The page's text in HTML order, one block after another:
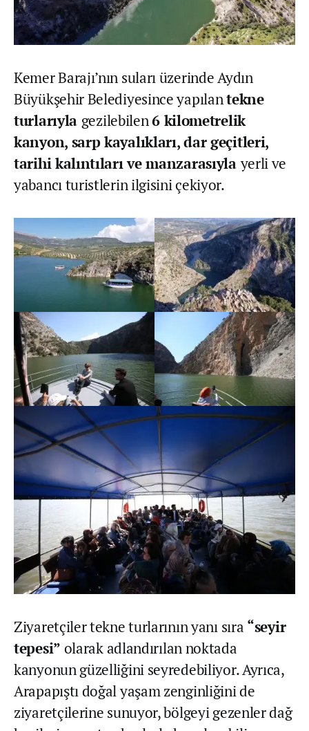
Kemer Barajı’nın suları üzerinde Aydın
Büyükşehir Belediyesince yapılantekne
turlarıyla gezilebilen6 kilometrelik
kanyon, sarp kayalıkları, dar geçitleri,
tarihi kalıntıları ve manzarasıylayerli ve
yabancı turistlerin ilgisini çekiyor.
Ziyaretçiler tekne turlarının yanı sıra “seyir
tepesi” olarak adlandırılan noktada
kanyonun güzelliğini seyredebiliyor. Ayrıca,
Arapapıştı doğal yaşam zenginliğini de
ziyaretçilerine sunuyor, bölgeyi gezenler dağ